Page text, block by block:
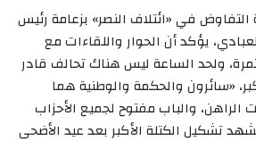
في «ائتلاف النصر» بزعامة رئيس
يؤكد أن الحوار واللقاءات مع
ولحد الساعة ليس هناك تحالف قادر
«سائرون والحكمة والوطنية هما
الراهن، والباب مفتوح لجميع الأحزاب
تشكيل الكتلة الأكبر بعد عيد الأضحى